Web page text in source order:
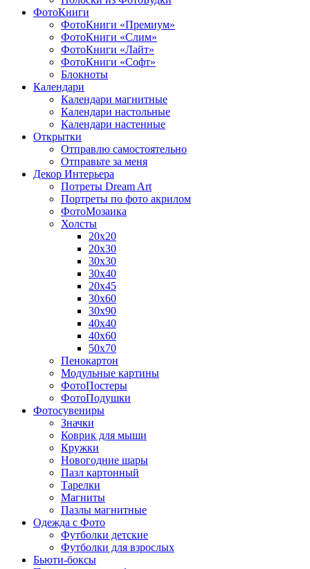
ФотоКниги
ФотоКниги «Премиум»
ФотоКниги «Слим»
ФотоКниги «Лайт»
ФотоКниги «Софт»
Блокноты
Календари
Календари магнитные
Календари настольные
Календари настенные
Открытки
Отправлю самостоятельно
Отправьте за меня
Декор Интерьера
Потреты Dream Art
Портреты по фото акрилом
ФотоМозаика
Холсты
20х20
20х30
30х30
30х40
20х45
30х60
30х90
40х40
40х60
50х70
Пенокартон
Модульные картины
ФотоПостеры
ФотоПодушки
Фотоcувениры
Значки
Коврик для мыши
Кружки
Новогодние шары
Пазл картонный
Тарелки
Магниты
Пазлы магнитные
Одежда с Фото
Футболки детские
Футболки для взрослых
Бьюти-боксы